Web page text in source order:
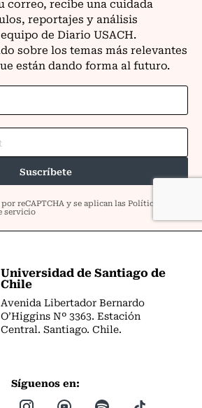
Universidad de Santiago de
Chile
Avenida Libertador Bernardo
O’Higgins Nº 3363. Estación
Central. Santiago. Chile.
Síguenos en: